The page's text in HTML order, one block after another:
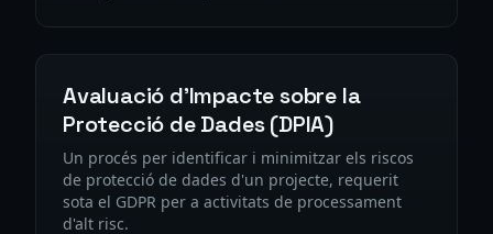
Avaluació d'Impacte sobre la
Protecció de Dades (DPIA)
Un procés per identificar i minimitzar els riscos
de protecció de dades d'un projecte, requerit
sota el GDPR per a activitats de processament
d'alt risc.